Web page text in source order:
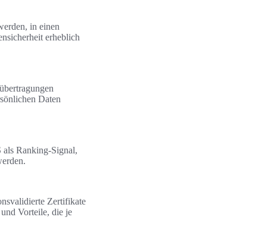
in einen
erheblich
Daten
Ranking-Signal,
Zertifikate
Vorteile, die je